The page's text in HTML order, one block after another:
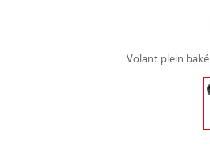
Volant plein